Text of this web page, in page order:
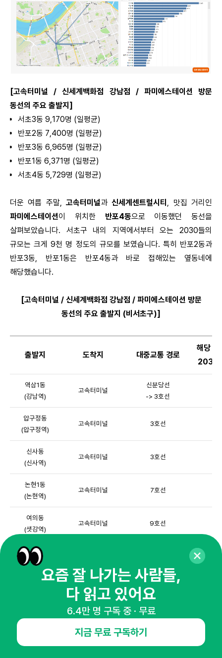
[고속터미널 / 신세계백화점 강남점 / 파미에스테이션 방문
동선의 주요 출발지]
서초3동 9,170명 (일평균)
반포2동 7,400명 (일평균)
반포3동 6,965명 (일평균)
반포1동 6,371명 (일평균)
서초4동 5,729명 (일평균)
더운 여름 주말, 고속터미널과신세계센트럴시티
, 맛집 거리인
파미에스테이션이 위치한 반포4동으로 이동했던 동선을
살펴보았습니다. 서초구 내의 지역에서부터 오는 2030들의
규모는 크게 9천 명 정도의 규모를 보였습니다. 특히 반포2동과
반포3동, 반포1동은 반포4동과 바로 접해있는 옆동네에
해당했습니다.
[고속터미널 / 신세계백화점 강남점 / 파미에스테이션 방문
동선의 주요 출발지 (비서초구)]
출발지 도착지 대중교통 경로
해당 동
2030
역삼1동
(강남역)
고속터미널
신분당선
-> 3호선
압구정동
(압구정역)
고속터미널 3호선
신사동
(신사역)
고속터미널 3호선
논현1동
(논현역)
고속터미널 7호선
여의동
(샛강역)
고속터미널 9호선
삼성1동
(봉은사역)
서초구 외의 다른 지역에서도 20대와 30대들은 반포4동을 다수
찾았습니다. 이들은 대부분 지하철 3, 7, 9호선을 이용하여
고속터미널역에 도착
하는 패턴을 보였습니다. 이들 지역은 주로
지하철로 30분 내에 도달 가능하다는 공통점이 있었습니다. 특히
요즘 잘 나가는 사람들,
다 읽고 있어요
6.4만 명 구독 중 · 무료
지금 무료 구독하기